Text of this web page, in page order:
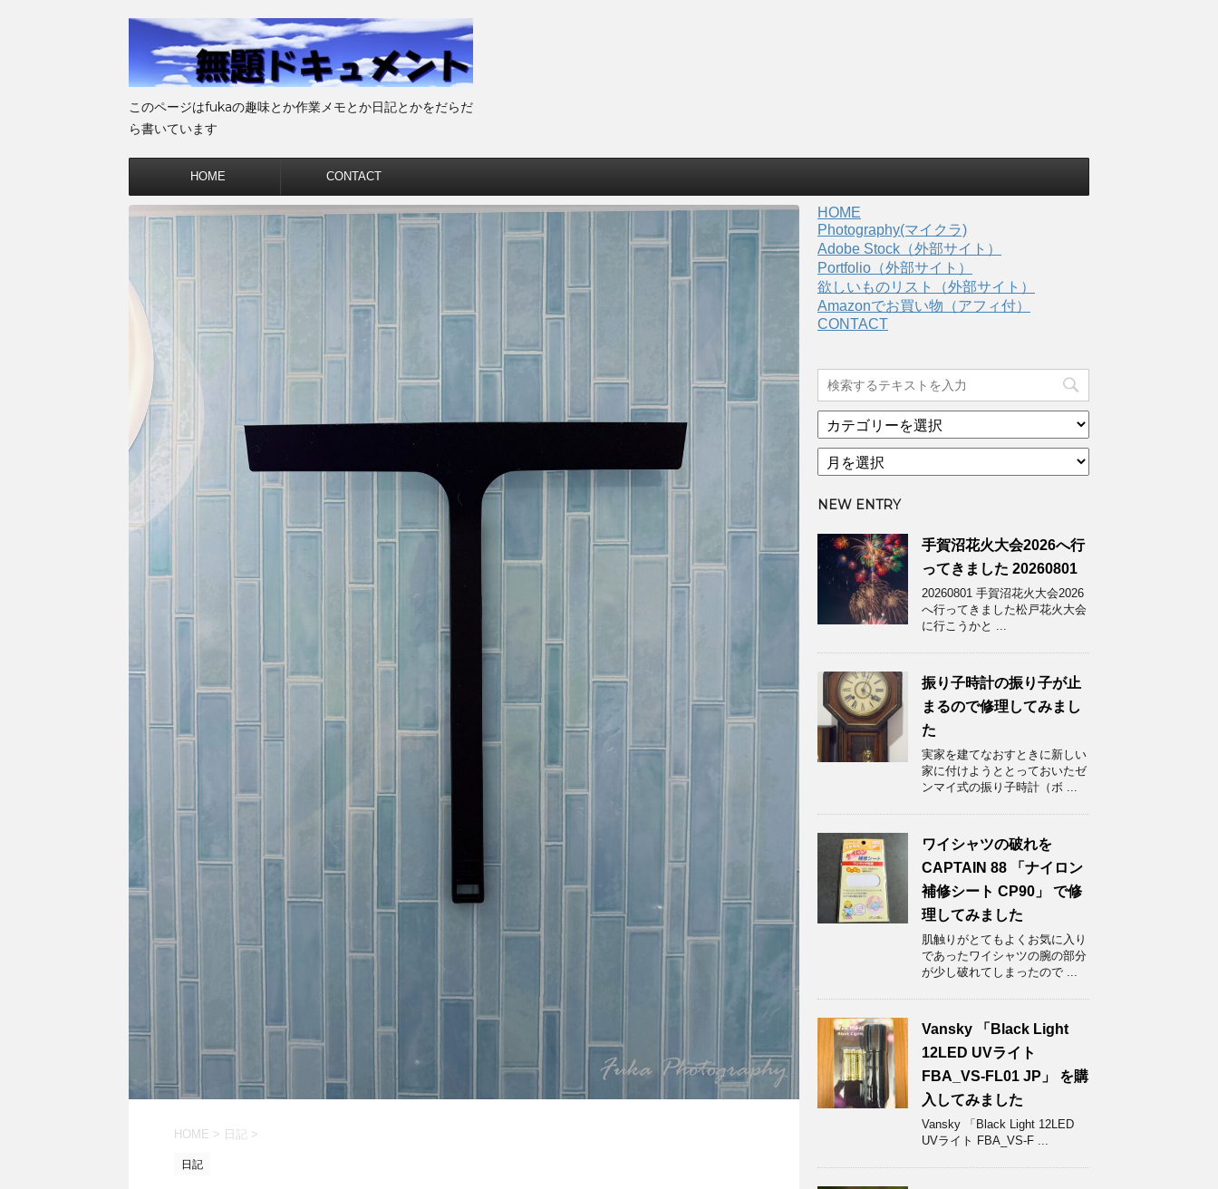
このページはfukaの趣味とか作業メモとか日記とかをだらだ
ら書いています
HOME CONTACT
HOME > 日記 >
日記
HOME
Photography(マイクラ)
Adobe Stock（外部サイト）
Portfolio（外部サイト）
欲しいものリスト（外部サイト）
Amazonでお買い物（アフィ付）
CONTACT
テ
ゴ
リ
ア
ー
イ
ブ
NEW ENTRY
手賀沼花火大会2026へ行
ってきました 20260801
20260801 手賀沼花火大会2026
へ行ってきました松戸花火大会
に行こうかと ...
振り子時計の振り子が止
まるので修理してみまし
た
実家を建てなおすときに新しい
家に付けようととっておいたゼ
ンマイ式の振り子時計（ボ ...
ワイシャツの破れを
CAPTAIN 88 「ナイロン
補修シート CP90」 で修
理してみました
肌触りがとてもよくお気に入り
であったワイシャツの腕の部分
が少し破れてしまったので ...
Vansky 「Black Light
12LED UVライト
FBA_VS-FL01 JP」 を購
入してみました
Vansky 「Black Light 12LED
UVライト FBA_VS-F ...